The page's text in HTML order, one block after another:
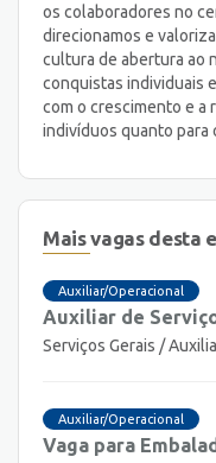
os colaboradores no
direcionamos e
cultura de abertura ao
conquistas individuais
com o crescimento e a
indivíduos quanto para
Mais vagas desta
Auxiliar/Operacional
Auxiliar de
Serviços Gerais /
Auxiliar/Operacional
Vaga para